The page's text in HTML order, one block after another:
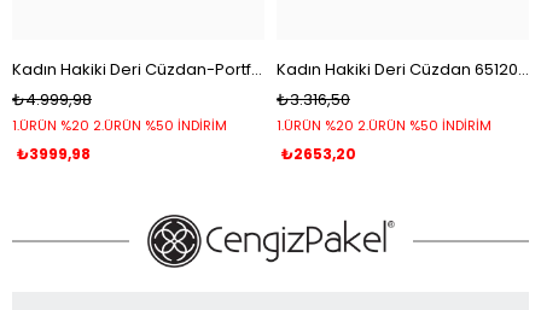
Kadın Hakiki Deri Cüzdan-Portföy 65104-Kırmızı
₺4.999,98
1.ÜRÜN %20 2.ÜRÜN %50 İNDİRİM
₺3999,98
Kadın Hakiki Deri Cüzdan 65120-Hardal
₺3.316,50
1.ÜRÜN %20 2.ÜRÜN %50 İNDİRİM
₺2653,20